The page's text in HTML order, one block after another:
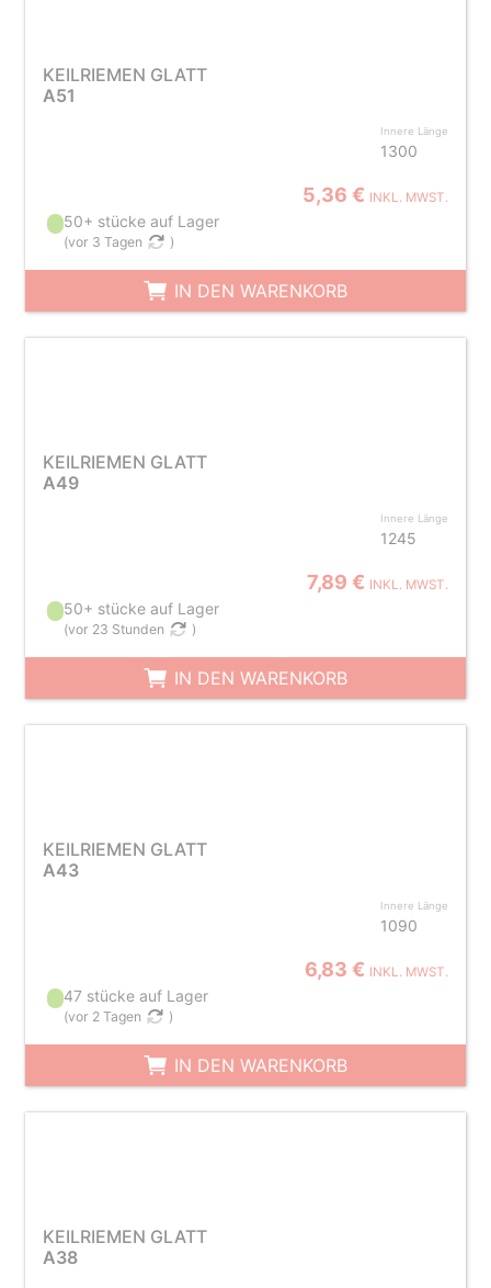
KEILRIEMEN GLATT
A51
Innere Länge
1300
5,36 € INKL. MWST.
50+ stücke auf Lager
(vor 3 Tagen )
IN DEN WARENKORB
KEILRIEMEN GLATT
A49
Innere Länge
1245
7,89 € INKL. MWST.
50+ stücke auf Lager
(vor 23 Stunden )
IN DEN WARENKORB
KEILRIEMEN GLATT
A43
Innere Länge
1090
6,83 € INKL. MWST.
47 stücke auf Lager
(vor 2 Tagen )
IN DEN WARENKORB
KEILRIEMEN GLATT
A38